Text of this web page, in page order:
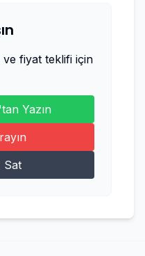
ve fiyat teklifi için
Yazın
Sat